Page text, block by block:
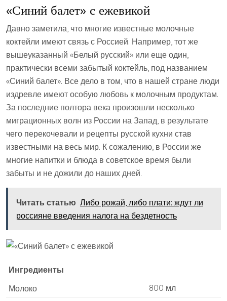
«Синий балет» с ежевикой
Давно заметила, что многие известные молочные
коктейли имеют связь с Россией. Например, тот же
вышеуказанный «Белый русский» или еще один,
практически всеми забытый коктейль, под названием
«Синий балет». Все дело в том, что в нашей стране люди
издревле имеют особую любовь к молочным продуктам.
За последние полтора века произошли несколько
миграционных волн из России на Запад, в результате
чего перекочевали и рецепты русской кухни став
известными на весь мир. К сожалению, в России же
многие напитки и блюда в советское время были
забыты и не дожили до наших дней.
Читать статью Либо рожай, либо плати: ждут ли
россияне введения налога на бездетность
Ингредиенты
Молоко
800 мл